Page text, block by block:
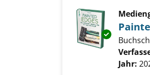
Exemplar-
Jahr: